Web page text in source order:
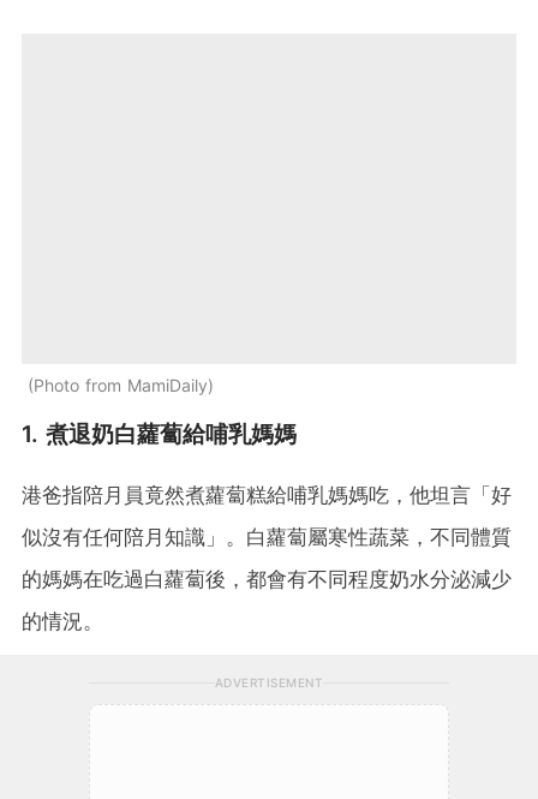
Photo from MamiDaily
1. 煮退奶白蘿蔔給哺乳媽媽
港爸指陪月員竟然煮蘿蔔糕給哺乳媽媽吃，他坦言「好
似沒有任何陪月知識」。白蘿蔔屬寒性蔬菜，不同體質
的媽媽在吃過白蘿蔔後，都會有不同程度奶水分泌減少
的情況。
ADVERTISEMENT